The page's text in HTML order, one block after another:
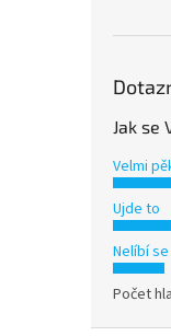
Jak se
Velmi
Ujde to
Nelíbí
Počet